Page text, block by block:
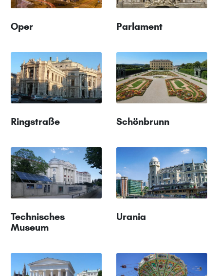
Oper Parlament
Ringstraße Schönbrunn
Technisches
Museum
Urania